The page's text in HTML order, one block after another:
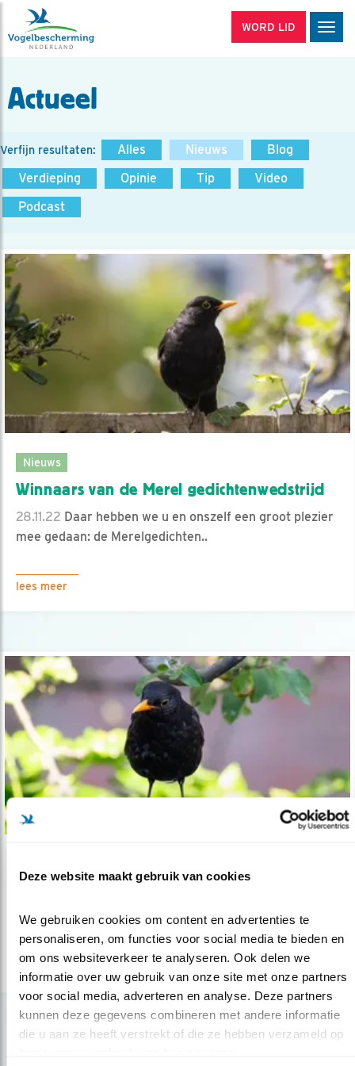
Deze website maakt gebruik van cookies
We gebruiken cookies om content en advertenties te
personaliseren, om functies voor social media te bieden en
om ons websiteverkeer te analyseren. Ook delen we
informatie over uw gebruik van onze site met onze partners
voor social media, adverteren en analyse. Deze partners
kunnen deze gegevens combineren met andere informatie
die u aan ze heeft verstrekt of die ze hebben verzameld op
WORD LID
Actueel
Verfijn resultaten: Alles Nieuws
Blog
Verdieping
Opinie Tip
Video
Podcast
Nieuws
Winnaars van de Merel gedichtenwedstrijd
28.11.22 Daar hebben we u en onszelf een groot plezier
mee gedaan: de Merelgedichten..
lees meer
31.03.21In 2021 voorbereiding op volgend jaar.